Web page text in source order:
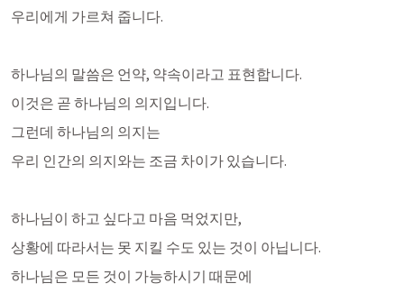
우리에게 가르쳐 줍니다.
하나님의 말씀은 언약, 약속이라고 표현합니다.
이것은 곧 하나님의 의지입니다.
그런데 하나님의 의지는
우리 인간의 의지와는 조금 차이가 있습니다.
하나님이 하고 싶다고 마음 먹었지만,
상황에 따라서는 못 지킬 수도 있는 것이 아닙니다.
하나님은 모든 것이 가능하시기 때문에